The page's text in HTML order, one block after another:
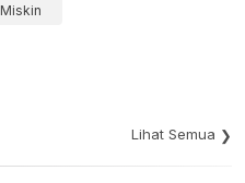
Lihat Semua